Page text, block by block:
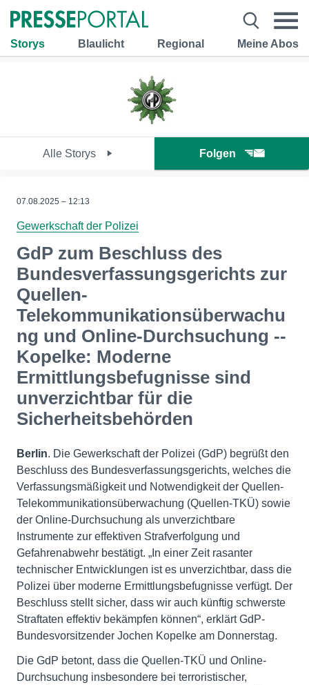
Storys Blaulicht Regional Meine Abos
Alle Storys Folgen
07.08.2025 – 12:13
Gewerkschaft der Polizei
GdP zum Beschluss des
Bundesverfassungsgerichts zur
Quellen-
Telekommunikationsüberwachu
ng und Online-Durchsuchung --
Kopelke: Moderne
Ermittlungsbefugnisse sind
unverzichtbar für die
Sicherheitsbehörden
Berlin. Die Gewerkschaft der Polizei (GdP) begrüßt den
Beschluss des Bundesverfassungsgerichts, welches die
Verfassungsmäßigkeit und Notwendigkeit der Quellen-
Telekommunikationsüberwachung (Quellen-TKÜ) sowie
der Online-Durchsuchung als unverzichtbare
Instrumente zur effektiven Strafverfolgung und
Gefahrenabwehr bestätigt. „In einer Zeit rasanter
technischer Entwicklungen ist es unverzichtbar, dass die
Polizei über moderne Ermittlungsbefugnisse verfügt. Der
Beschluss stellt sicher, dass wir auch künftig schwerste
Straftaten effektiv bekämpfen können“, erklärt GdP-
Bundesvorsitzender Jochen Kopelke am Donnerstag.
Die GdP betont, dass die Quellen-TKÜ und Online-
Durchsuchung insbesondere bei terroristischer,